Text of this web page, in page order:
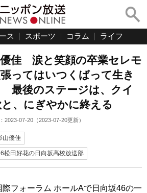
ス スポーツ コラム ライフ
優佳 涙と笑顔の卒業セレモ
ってはいつくばって生き
最後のステージは、クイ
、にぎやかに終える
2023-07-20 （2023-07-20更新）
山優佳
松田好花の日向坂高校放送部
フォーラム ホールAで日向坂46の一